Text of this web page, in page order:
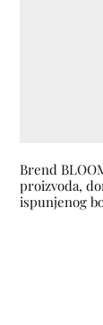
Brend
proizvoda,
ispunjenog